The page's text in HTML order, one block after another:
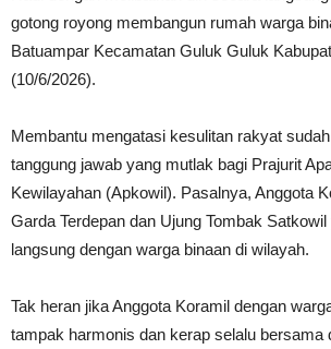
gotong royong membangun rumah warga
Batuampar Kecamatan Guluk Guluk
(10/6/2026).
Membantu mengatasi kesulitan rakyat
tanggung jawab yang mutlak bagi Prajurit
Kewilayahan (Apkowil). Pasalnya, Anggota
Garda Terdepan dan Ujung Tombak
langsung dengan warga binaan di wilayah.
Tak heran jika Anggota Koramil dengan
tampak harmonis dan kerap selalu bersama